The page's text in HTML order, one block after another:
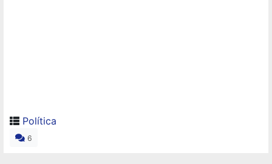
Política
6